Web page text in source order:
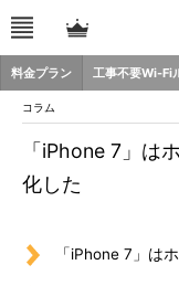
料金プラン 工事不要Wi-Fi
コラム
「iPhone 7」は
化した
「iPhone 7」は